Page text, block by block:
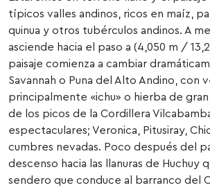
típicos valles andinos, ricos en maíz,
quinua y otros tubérculos andinos. A
asciende hacia el paso a (4,050 m /
paisaje comienza a cambiar
Savannah o Puna del Alto Andino, con
principalmente «ichu» o hierba de gran
de los picos de la Cordillera
espectaculares; Veronica, Pitusiray,
cumbres nevadas. Poco después del
descenso hacia las llanuras de Huchuy
sendero que conduce al barranco del